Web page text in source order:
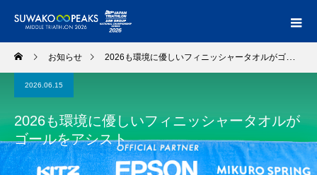
お知らせ 2026も環境に優しいフィニッシャータオルがゴールをアシスト
2026.06.15
2026も環境に優しいフィニッシャータオルが
ゴールをアシスト